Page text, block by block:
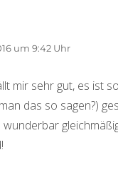
um 9:42 Uhr
mir sehr gut, es ist
das so sagen?)